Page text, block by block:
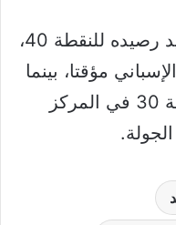
وبهذا الإنتصار، رفع ريال مدريد رصيده للنقطة 40،
مؤقتا، بينما
تجمد رصيد خيتافي عند النقطة 30 في المركز